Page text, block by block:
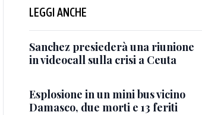
LEGGI ANCHE
Sanchez presiederà una riunione
in videocall sulla crisi a Ceuta
Esplosione in un mini bus vicino
Damasco, due morti e 13 feriti